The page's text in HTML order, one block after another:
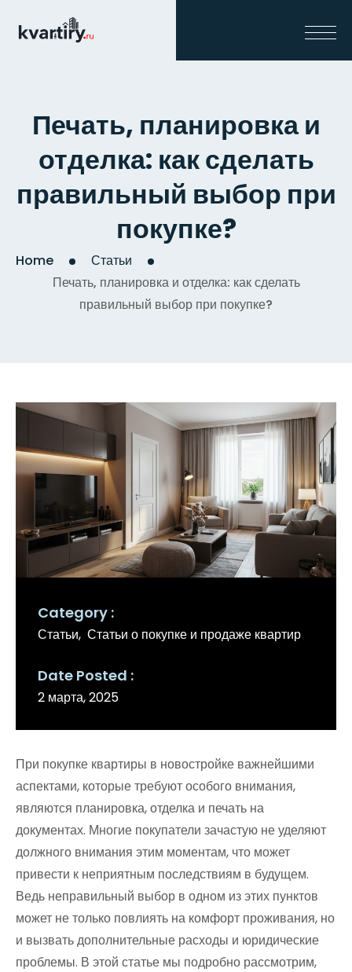
Печать, планировка и
отделка: как сделать
правильный выбор при
покупке?
Home
Статьи
Печать, планировка и отделка: как сделать
правильный выбор при покупке?
Category
Статьи Статьи о покупке и продаже квартир
Date Posted
2 марта, 2025
При покупке квартиры в новостройке важнейшими
аспектами, которые требуют особого внимания,
являются планировка, отделка и печать на
документах. Многие покупатели зачастую не уделяют
должного внимания этим моментам, что может
привести к неприятным последствиям в будущем.
Ведь неправильный выбор в одном из этих пунктов
может не только повлиять на комфорт проживания, но
и вызвать дополнительные расходы и юридические
проблемы. В этой статье мы подробно рассмотрим,